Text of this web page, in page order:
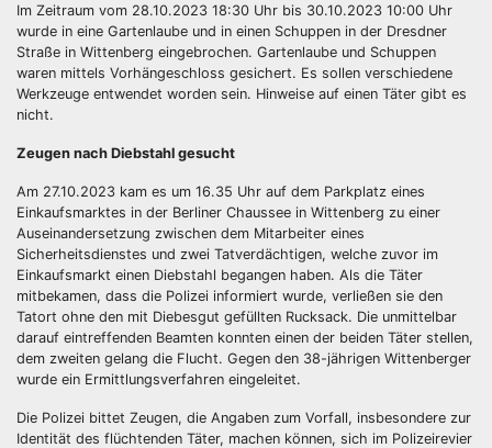
Im Zeitraum vom 28.10.2023 18:30 Uhr bis 30.10.2023 10:00 Uhr
wurde in eine Gartenlaube und in einen Schuppen in der Dresdner
Straße in Wittenberg eingebrochen. Gartenlaube und Schuppen
waren mittels Vorhängeschloss gesichert. Es sollen verschiedene
Werkzeuge entwendet worden sein. Hinweise auf einen Täter gibt es
nicht.
Zeugen nach Diebstahl gesucht
Am 27.10.2023 kam es um 16.35 Uhr auf dem Parkplatz eines
Einkaufsmarktes in der Berliner Chaussee in Wittenberg zu einer
Auseinandersetzung zwischen dem Mitarbeiter eines
Sicherheitsdienstes und zwei Tatverdächtigen, welche zuvor im
Einkaufsmarkt einen Diebstahl begangen haben. Als die Täter
mitbekamen, dass die Polizei informiert wurde, verließen sie den
Tatort ohne den mit Diebesgut gefüllten Rucksack. Die unmittelbar
darauf eintreffenden Beamten konnten einen der beiden Täter stellen,
dem zweiten gelang die Flucht. Gegen den 38-jährigen Wittenberger
wurde ein Ermittlungsverfahren eingeleitet.
Die Polizei bittet Zeugen, die Angaben zum Vorfall, insbesondere zur
Identität des flüchtenden Täter, machen können, sich im Polizeirevier